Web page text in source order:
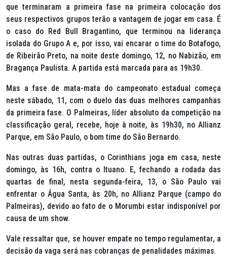
que terminaram a primeira fase na primeira colocação dos
seus respectivos grupos terão a vantagem de jogar em casa. É
o caso do Red Bull Bragantino, que terminou na liderança
isolada do Grupo A e, por isso, vai encarar o time do Botafogo,
de Ribeirão Preto, na noite deste domingo, 12, no Nabizão, em
Bragança Paulista. A partida está marcada para as 19h30.
Mas a fase de mata-mata do campeonato estadual começa
neste sábado, 11, com o duelo das duas melhores campanhas
da primeira fase. O Palmeiras, líder absoluto da competição na
classificação geral, recebe, hoje à noite, às 19h30, no Allianz
Parque, em São Paulo, o bom time do São Bernardo.
Nas outras duas partidas, o Corinthians joga em casa, neste
domingo, às 16h, contra o Ituano. E, fechando a rodada das
quartas de final, nesta segunda-feira, 13, o São Paulo vai
enfrentar o Água Santa, às 20h, no Allianz Parque (campo do
Palmeiras), devido ao fato de o Morumbi estar indisponível por
causa de um show.
Vale ressaltar que, se houver empate no tempo regulamentar, a
decisão da vaga será nas cobranças de penalidades máximas.